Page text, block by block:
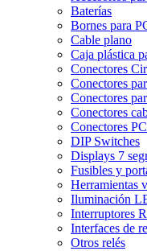
Baterías
Bornes para
Cable plano
Caja plástica
Conectores
Conectores
Conectores
Conectores
Conectores
DIP Switches
Displays 7
Fusibles y
Herramientas
Iluminación
Interruptores
Interfaces de
Otros relés